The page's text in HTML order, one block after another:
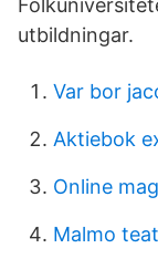
utbildningar.
Var bor
Aktiebok
Online
Malmo